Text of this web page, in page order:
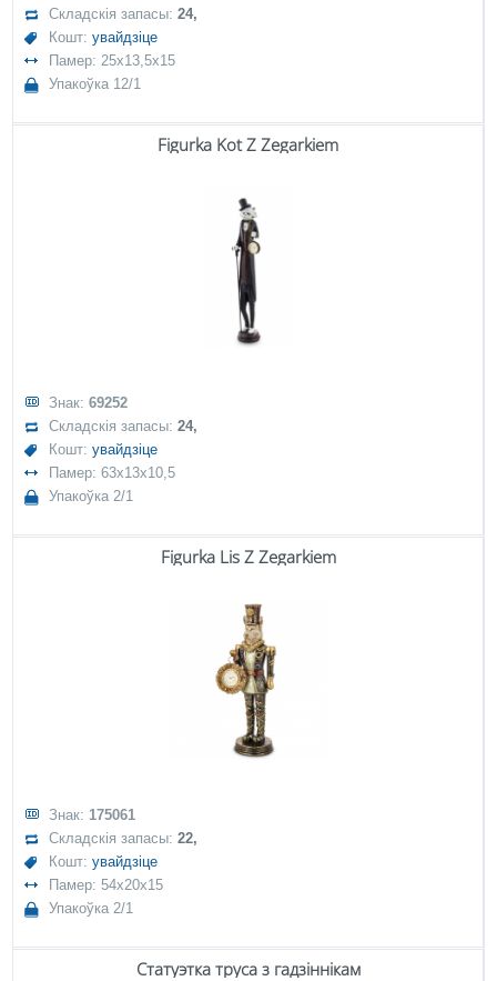
Складскія запасы:24,
Кошт:увайдзіце
Памер: 25x13,5x15
Упакоўка 12/1
Figurka Kot Z Zegarkiem
Знак:69252
Складскія запасы:24,
Кошт:увайдзіце
Памер: 63x13x10,5
Упакоўка 2/1
Figurka Lis Z Zegarkiem
Знак: 175061
Складскія запасы:22,
Кошт:увайдзіце
Памер: 54x20x15
Упакоўка 2/1
Статуэтка труса з гадзіннікам